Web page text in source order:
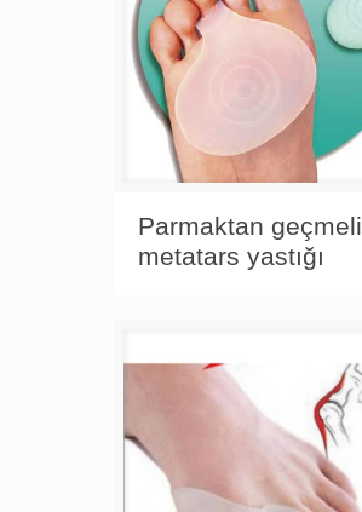
Parmaktan geçmeli
metatars yastığı